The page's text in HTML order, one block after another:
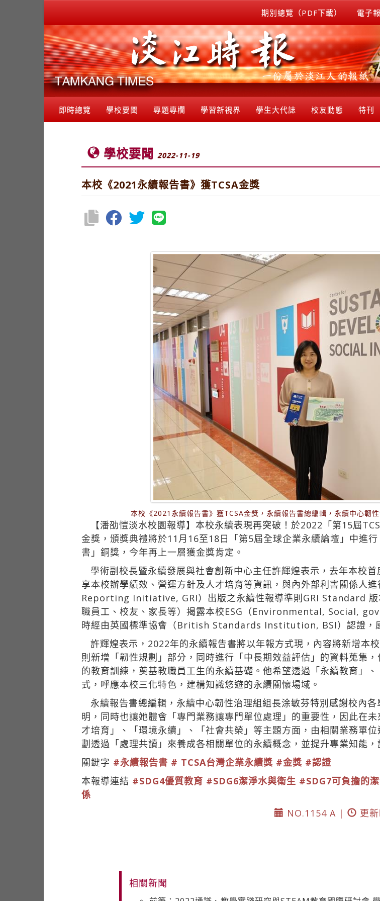
期別總覽（PDF下載） 電子
即時總覽 學校要聞 專題專欄 學習新視界 學生大代誌 校友動態 特刊
學校要聞 2022-11-19
本校《2021永續報告書》獲TCSA金獎
本校《2021永續報告書》獲TCSA金獎，永續報告書總編輯，永續中心韌
【潘劭愷淡水校園報導】本校永續表現再突破！於2022「第15屆
金獎，頒獎典禮將於11月16至18日「第5屆全球企業永續論壇」中進
書」銅獎，今年再上一層獲金獎肯定。
學術副校長暨永續發展與社會創新中心主任許輝煌表示，去年本校
享本校辦學績效、營運方針及人才培育等資訊，與內外部利害關係人
Reporting Initiative, GRI）出版之永續性報導準則GRI Standard 版
職員工、校友、家長等）揭露本校ESG（Environmental, Social,
時經由英國標準協會（British Standards Institution, BSI）認證，
許輝煌表示，2022年的永續報告書將以年報方式現，內容將新增本
則新增「韌性規劃」部分，同時進行「中長期效益評估」的資料蒐集
的教育訓練，奠基教職員工生的永續基礎。他希望透過「永續教育」
式，呼應本校三化特色，建構知識悠遊的永續關懷場域。
永續報告書總編輯，永續中心韌性治理組組長涂敏芬特別感謝校內
明，同時也讓她體會「專門業務讓專門單位處理」的重要性，因此在
才培育」、「環境永續」、「社會共榮」等主題方面，由相關業務單
劃透過「處理共讀」來養成各相關單位的永續概念，並提升專業知能
關鍵字 #永續報告書 # TCSA台灣企業永續獎 #金獎 #認證
本報導連結 #SDG4優質教育 #SDG6潔淨水與衛生 #SDG7可負擔的
係
NO.1154 A |
更
相關新聞